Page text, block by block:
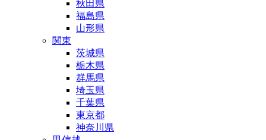
秋田県
福島県
山形県
関東
茨城県
栃木県
群馬県
埼玉県
千葉県
東京都
神奈川県